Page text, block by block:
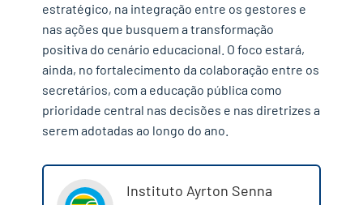
estratégico, na integração entre os gestores e
nas ações que busquem a transformação
positiva do cenário educacional. O foco estará,
ainda, no fortalecimento da colaboração entre os
secretários, com a educação pública como
prioridade central nas decisões e nas diretrizes a
serem adotadas ao longo do ano.
Instituto Ayrton Senna